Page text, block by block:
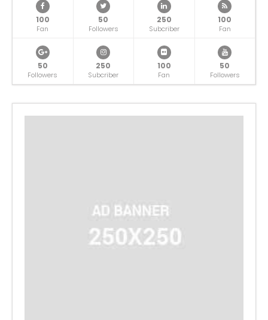
100
Fan
50
Followers
250
Subcriber
100
Fan
50
Followers
250
Subcriber
100
Fan
50
Followers